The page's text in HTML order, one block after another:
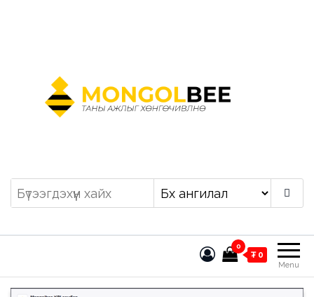
Mongolbee
Menu
0
₮ 0